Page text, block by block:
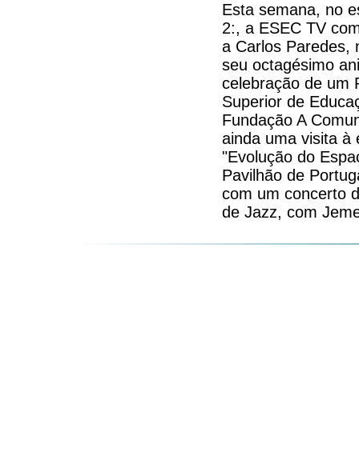
Esta semana, no
2:, a ESEC TV
a Carlos Paredes,
seu octagésimo
celebração de um
Superior de
Fundação A
ainda uma visita à
"Evolução do
Pavilhão de
com um concerto
de Jazz, com